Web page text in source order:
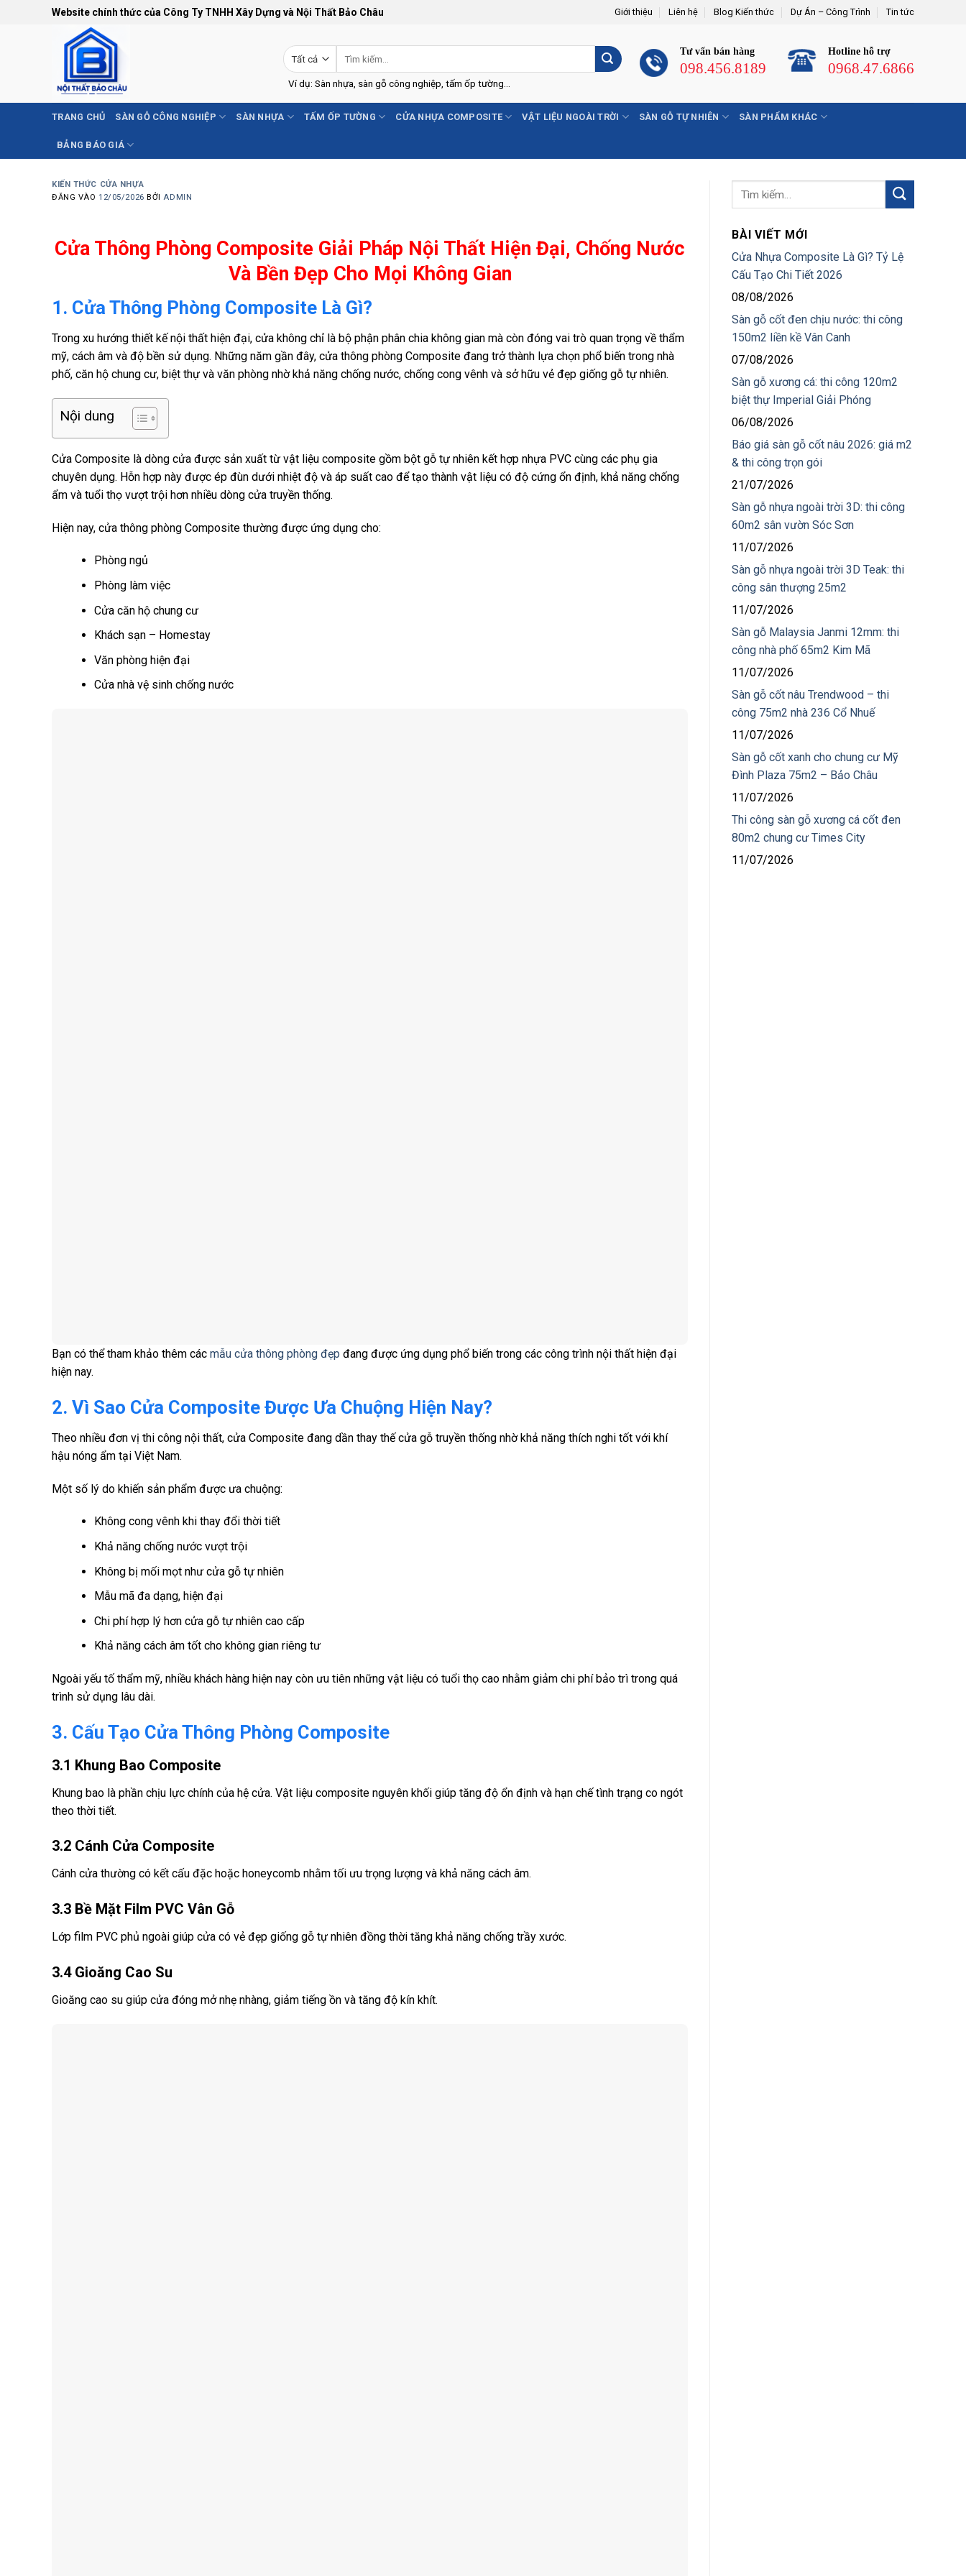
Website chính thức của Công Ty TNHH Xây Dựng và Nội Thất Bảo Châu Giới thiệu Liên hệ Blog Kiến thức Dự Án – Công Trình Tin tức
kiếm:
Ví dụ: Sàn nhựa, sàn gỗ công nghiệp, tấm ốp tường...
Tư vấn bán hàng
098.456.8189
Hotline hỗ trợ
0968.47.6866
TRANG CHỦ SÀN GỖ CÔNG NGHIỆP SÀN NHỰA TẤM ỐP TƯỜNG CỬA NHỰA COMPOSITE VẬT LIỆU NGOÀI TRỜI SÀN GỖ TỰ NHIÊN SÀN PHẨM KHÁC
BẢNG BÁO GIÁ
KIẾN THỨC CỬA NHỰA
ĐĂNG VÀO12/05/2026 BỞI ADMIN
Cửa Thông Phòng Composite Giải Pháp Nội Thất Hiện Đại, Chống Nước
Và Bền Đẹp Cho Mọi Không Gian
1. Cửa Thông Phòng Composite Là Gì?
Trong xu hướng thiết kế nội thất hiện đại, cửa không chỉ là bộ phận phân chia không gian mà còn đóng vai trò quan trọng về thẩm
mỹ, cách âm và độ bền sử dụng. Những năm gần đây, cửa thông phòng Composite đang trở thành lựa chọn phổ biến trong nhà
phố, căn hộ chung cư, biệt thự và văn phòng nhờ khả năng chống nước, chống cong vênh và sở hữu vẻ đẹp giống gỗ tự nhiên.
Nội dung
Cửa Composite là dòng cửa được sản xuất từ vật liệu composite gồm bột gỗ tự nhiên kết hợp nhựa PVC cùng các phụ gia
chuyên dụng. Hỗn hợp này được ép đùn dưới nhiệt độ và áp suất cao để tạo thành vật liệu có độ cứng ổn định, khả năng chống
ẩm và tuổi thọ vượt trội hơn nhiều dòng cửa truyền thống.
Hiện nay, cửa thông phòng Composite thường được ứng dụng cho:
Phòng ngủ
Phòng làm việc
Cửa căn hộ chung cư
Khách sạn – Homestay
Văn phòng hiện đại
Cửa nhà vệ sinh chống nước
Bạn có thể tham khảo thêm các mẫu cửa thông phòng đẹp đang được ứng dụng phổ biến trong các công trình nội thất hiện đại
hiện nay.
2. Vì Sao Cửa Composite Được Ưa Chuộng Hiện Nay?
Theo nhiều đơn vị thi công nội thất, cửa Composite đang dần thay thế cửa gỗ truyền thống nhờ khả năng thích nghi tốt với khí
hậu nóng ẩm tại Việt Nam.
Một số lý do khiến sản phẩm được ưa chuộng:
Không cong vênh khi thay đổi thời tiết
Khả năng chống nước vượt trội
Không bị mối mọt như cửa gỗ tự nhiên
Mẫu mã đa dạng, hiện đại
Chi phí hợp lý hơn cửa gỗ tự nhiên cao cấp
Khả năng cách âm tốt cho không gian riêng tư
Ngoài yếu tố thẩm mỹ, nhiều khách hàng hiện nay còn ưu tiên những vật liệu có tuổi thọ cao nhằm giảm chi phí bảo trì trong quá
trình sử dụng lâu dài.
3. Cấu Tạo Cửa Thông Phòng Composite
3.1 Khung Bao Composite
Khung bao là phần chịu lực chính của hệ cửa. Vật liệu composite nguyên khối giúp tăng độ ổn định và hạn chế tình trạng co ngót
theo thời tiết.
3.2 Cánh Cửa Composite
Cánh cửa thường có kết cấu đặc hoặc honeycomb nhằm tối ưu trọng lượng và khả năng cách âm.
3.3 Bề Mặt Film PVC Vân Gỗ
Lớp film PVC phủ ngoài giúp cửa có vẻ đẹp giống gỗ tự nhiên đồng thời tăng khả năng chống trầy xước.
3.4 Gioăng Cao Su
Gioăng cao su giúp cửa đóng mở nhẹ nhàng, giảm tiếng ồn và tăng độ kín khít.
BÀI VIẾT MỚI
Cửa Nhựa Composite Là Gì? Tỷ Lệ
Cấu Tạo Chi Tiết 2026
08/08/2026
Sàn gỗ cốt đen chịu nước: thi công
150m2 liền kề Vân Canh
07/08/2026
Sàn gỗ xương cá: thi công 120m2
biệt thự Imperial Giải Phóng
06/08/2026
Báo giá sàn gỗ cốt nâu 2026: giá m2
& thi công trọn gói
21/07/2026
Sàn gỗ nhựa ngoài trời 3D: thi công
60m2 sân vườn Sóc Sơn
11/07/2026
Sàn gỗ nhựa ngoài trời 3D Teak: thi
công sân thượng 25m2
11/07/2026
Sàn gỗ Malaysia Janmi 12mm: thi
công nhà phố 65m2 Kim Mã
11/07/2026
Sàn gỗ cốt nâu Trendwood – thi
công 75m2 nhà 236 Cổ Nhuế
11/07/2026
Sàn gỗ cốt xanh cho chung cư Mỹ
Đình Plaza 75m2 – Bảo Châu
11/07/2026
Thi công sàn gỗ xương cá cốt đen
80m2 chung cư Times City
11/07/2026